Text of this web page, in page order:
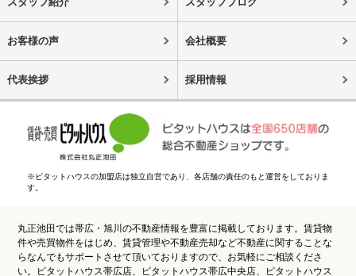
お客様の声 会社概要
代表挨拶 採用情報
※ピタットハウスの加盟店は独立自営であり、各店舗の責任のもと運営をしておりま
す。
丸正池田では帯広・旭川の不動産情報を豊富に掲載しております。賃貸物
件や売買物件をはじめ、賃貸管理や不動産売却など不動産に関することな
らなんでもサポートさせて頂いておりますので、お気軽にご相談くださ
い。ピタットハウス帯広店、ピタットハウス帯広中央店、ピタットハウス